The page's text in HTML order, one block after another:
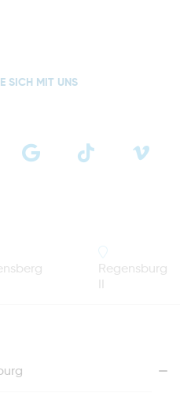
SICH MIT UNS
Regensburg